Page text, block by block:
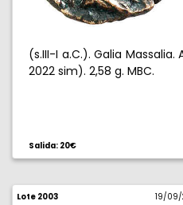
(s.III-I a.C.). Galia
2022 sim). 2,58 g. MBC.
Salida: 20€
Lote 2003 19/09/